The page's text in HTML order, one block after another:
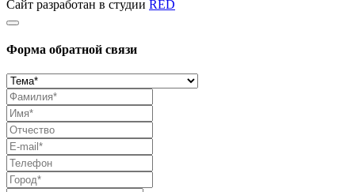
Сайт разработан в студии RED
Форма обратной связи